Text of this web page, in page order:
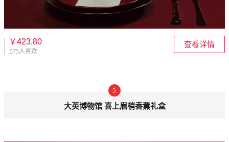
￥423.80
575人喜欢
查看详情
5
大英博物馆 喜上眉梢香薰礼盒